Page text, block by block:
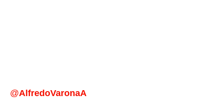
@AlfredoVaronaA